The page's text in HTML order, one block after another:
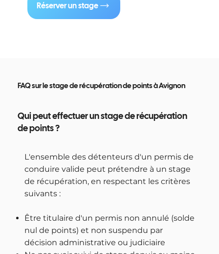
Réserver un stage
FAQ sur le stage de récupération de points à Avignon
Qui peut effectuer un stage de récupération
de points ?
L'ensemble des détenteurs d'un permis de
conduire valide peut prétendre à un stage
de récupération, en respectant les critères
suivants :
Être titulaire d'un permis non annulé (solde
nul de points) et non suspendu par
décision administrative ou judiciaire